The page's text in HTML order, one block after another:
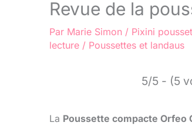
Revue de la
Par Marie Simon / Pixini
lecture / Poussettes et landaus
5/5 - (5
La Poussette compacte Orfeo